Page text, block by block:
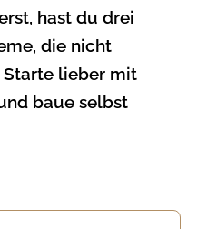
hast du drei
die nicht
Starte lieber mit
baue selbst